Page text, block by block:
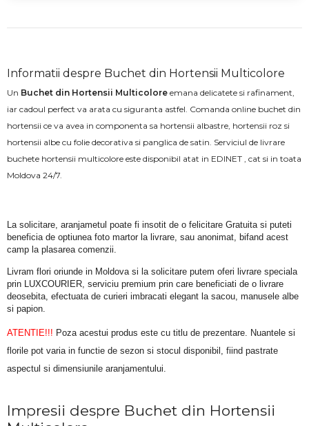
Informatii despre Buchet din Hortensii Multicolore
Un Buchet din Hortensii Multicolore emana delicatete si rafinament,
iar cadoul perfect va arata cu siguranta astfel. Comanda online buchet din
hortensii ce va avea in componenta sa hortensii albastre, hortensii roz si
hortensii albe cu folie decorativa si panglica de satin. Serviciul de livrare
buchete hortensii multicolore este disponibil atat in EDINET , cat si in toata
Moldova 24/7.
La solicitare, aranjametul poate fi insotit de o felicitare Gratuita si puteti
beneficia de optiunea foto martor la livrare, sau anonimat, bifand acest
camp la plasarea comenzii.
Livram flori oriunde in Moldova si la solicitare putem oferi livrare speciala
prin LUXCOURIER, serviciu premium prin care beneficiati de o livrare
deosebita, efectuata de curieri imbracati elegant la sacou, manusele albe
si papion.
ATENTIE!!! Poza acestui produs este cu titlu de prezentare. Nuantele si
florile pot varia in functie de sezon si stocul disponibil, fiind pastrate
aspectul si dimensiunile aranjamentului.
Impresii despre Buchet din Hortensii